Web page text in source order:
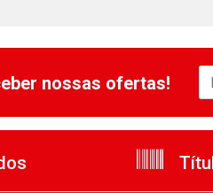
nossas ofertas!